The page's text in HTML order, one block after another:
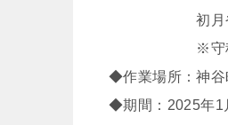
初月や業務の
※守秘がある
◆作業場所：神谷
◆期間：2025年